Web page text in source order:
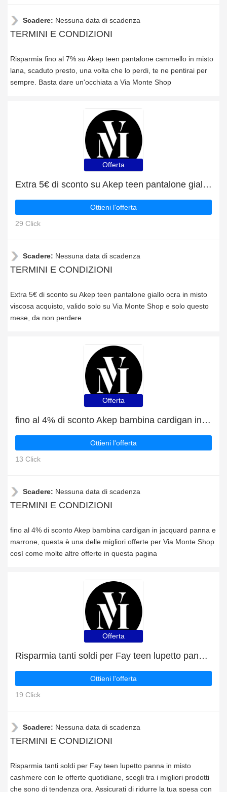
Scadere: Nessuna data di scadenza
TERMINI E CONDIZIONI
Risparmia fino al 7% su Akep teen pantalone cammello in misto
lana, scaduto presto, una volta che lo perdi, te ne pentirai per
sempre. Basta dare un'occhiata a Via Monte Shop
Offerta
Extra 5€ di sconto su Akep teen pantalone giallo ocra in misto viscosa acquisto
Ottieni l'offerta
29 Click
Scadere: Nessuna data di scadenza
TERMINI E CONDIZIONI
Extra 5€ di sconto su Akep teen pantalone giallo ocra in misto
viscosa acquisto, valido solo su Via Monte Shop e solo questo
mese, da non perdere
Offerta
fino al 4% di sconto Akep bambina cardigan in jacquard panna e marrone
Ottieni l'offerta
13 Click
Scadere: Nessuna data di scadenza
TERMINI E CONDIZIONI
fino al 4% di sconto Akep bambina cardigan in jacquard panna e
marrone, questa è una delle migliori offerte per Via Monte Shop
così come molte altre offerte in questa pagina
Offerta
Risparmia tanti soldi per Fay teen lupetto panna in misto cashmere con le offerte quotidiane
Ottieni l'offerta
19 Click
Scadere: Nessuna data di scadenza
TERMINI E CONDIZIONI
Risparmia tanti soldi per Fay teen lupetto panna in misto
cashmere con le offerte quotidiane, scegli tra i migliori prodotti
che sono di tendenza ora. Assicurati di ridurre la tua spesa con